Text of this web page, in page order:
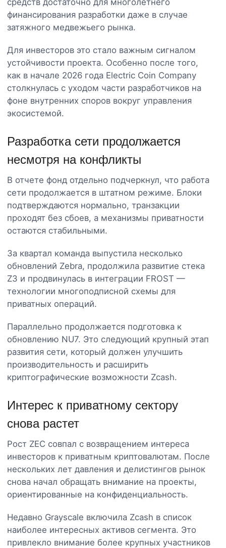
финансирования разработки даже в случае
затяжного медвежьего рынка.
Для инвесторов это стало важным сигналом
устойчивости проекта. Особенно после того,
как в начале 2026 года Electric Coin Company
столкнулась с уходом части разработчиков на
фоне внутренних споров вокруг управления
экосистемой.
Разработка сети продолжается
несмотря на конфликты
В отчете фонд отдельно подчеркнул, что работа
сети продолжается в штатном режиме. Блоки
подтверждаются нормально, транзакции
проходят без сбоев, а механизмы приватности
остаются стабильными.
За квартал команда выпустила несколько
обновлений Zebra, продолжила развитие стека
Z3 и продвинулась в интеграции FROST —
технологии многоподписной схемы для
приватных операций.
Параллельно продолжается подготовка к
обновлению NU7. Это следующий крупный этап
развития сети, который должен улучшить
производительность и расширить
криптографические возможности Zcash.
Интерес к приватному сектору
снова растет
Рост ZEC совпал с возвращением интереса
инвесторов к приватным криптовалютам. После
нескольких лет давления и делистингов рынок
снова начал обращать внимание на проекты,
ориентированные на конфиденциальность.
Недавно Grayscale включила Zcash в список
наиболее интересных активов сегмента. Это
привлекло внимание более крупных участников